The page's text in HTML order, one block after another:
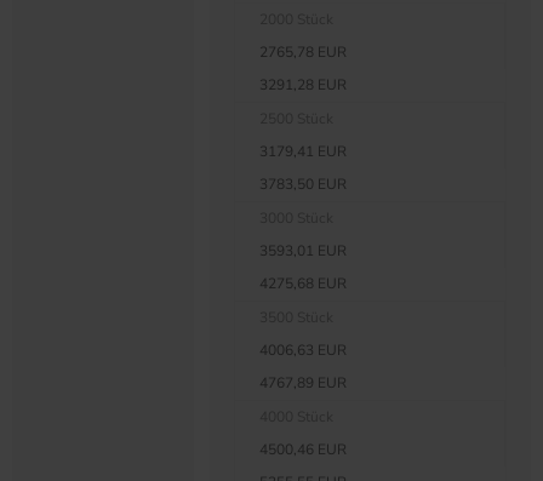
2765,78 EUR
3291,28 EUR
3179,41 EUR
3783,50 EUR
3593,01 EUR
4275,68 EUR
4006,63 EUR
4767,89 EUR
4500,46 EUR